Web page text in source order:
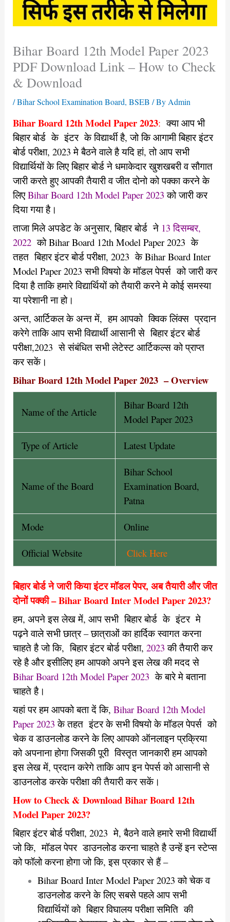
Bihar Board 12th Model Paper 2023
PDF Download Link – How to Check
& Download
/Bihar School Examination Board, BSEB / By Admin
Bihar Board 12th Model Paper 2023: क्या आप भी
बिहार बोर्ड के इंटर के विद्यार्थी है, जो कि आगामी बिहार इंटर
बोर्ड परीक्षा, 2023 मे बैठने वाले है यदि हां, तो आप सभी
विद्यार्थियों के लिए बिहार बोर्ड ने धमाकेदार खुशखबरी व सौगात
जारी करते हुए आपकी तैयारी व जीत दोनो को पक्का करने के
लिएBihar Board 12th Model Paper 2023 को जारी कर
दिया गया है।
ताजा मिले अपडेट के अनुसार, बिहार बोर्ड ने 13 दिसम्बर,
2022को Bihar Board 12th Model Paper 2023 के
तहत बिहार इंटर बोर्ड परीक्षा, 2023 के Bihar Board Inter
Model Paper 2023 सभी विषयो के मॉडल पेपर्स को जारी कर
दिया है ताकि हमारे विद्यार्थियों को तैयारी करने मे कोई समस्या
या परेशानी ना हो।
अन्त, आर्टिकल के अन्त में, हम आपको क्विक लिंक्स प्रदान
करेगे ताकि आप सभी विद्यार्थी आसानी से बिहार इंटर बोर्ड
परीक्षा,2023 से संबंधित सभी लेटेस्ट आर्टिकल्स को प्राप्त
कर सकें।
Bihar Board 12th Model Paper 2023 – Overview
Name of the Article
Bihar Board 12th
Model Paper 2023
Type of Article Latest Update
Name of the Board
Bihar School
Examination Board,
Patna
Mode Online
Official Website Click Here
बिहार बोर्ड ने जारी किया इंटर मॉडल पेपर, अब तैयारी और जीत
दोनों पक्की – Bihar Board Inter Model Paper 2023?
हम, अपने इस लेख में, आप सभी बिहार बोर्ड के इंटर मे
पढ़ने वाले सभी छात्र – छात्राओं का हार्दिक स्वागत करना
चाहते है जो कि, बिहार इंटर बोर्ड परीक्षा, 2023 की तैयारी कर
रहे है और इसीलिए हम आपको अपने इस लेख की मदद से
Bihar Board 12th Model Paper 2023 के बारे मे बताना
चाहते है।
यहां पर हम आपको बता दें कि, Bihar Board 12th Model
Paper 2023 के तहत इंटर के सभी विषयो के मॉडल पेपर्स को
चेक व डाउनलोड करने के लिए आपको ऑनलाइन प्रक्रिया
को अपनाना होगा जिसकी पूरी विस्तृत जानकारी हम आपको
इस लेख में, प्रदान करेगे ताकि आप इन पेपर्स को आसानी से
डाउनलोड करके परीक्षा की तैयारी कर सकें।
How to Check & Download Bihar Board 12th
Model Paper 2023?
बिहार इंटर बोर्ड परीक्षा, 2023 मे, बैठने वाले हमारे सभी विद्यार्थी
जो कि, मॉडल पेपर डाउनलोड करना चाहते है उन्हें इन स्टेप्स
को फॉलो करना होगा जो कि, इस प्रकार से हैं –
Bihar Board Inter Model Paper 2023 को चेक व
डाउनलोड करने के लिए सबसे पहले आप सभी
विद्यार्थियों को बिहार विघालय परीक्षा समिति की